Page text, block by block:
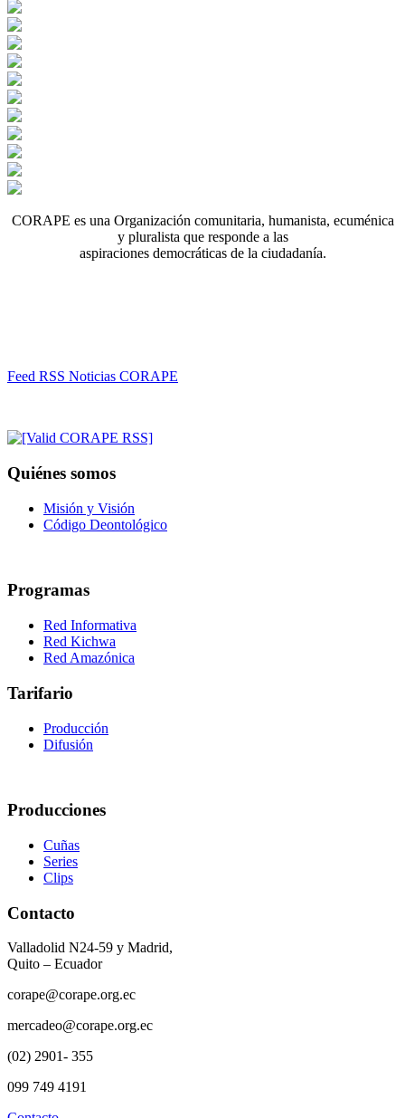
CORAPE es una Organización comunitaria, humanista, ecuménica
y pluralista que responde a las
aspiraciones democráticas de la ciudadanía.
Feed RSS Noticias CORAPE
Quiénes somos
Misión y Visión
Código Deontológico
Programas
Red Informativa
Red Kichwa
Red Amazónica
Tarifario
Producción
Difusión
Producciones
Cuñas
Series
Clips
Contacto
Valladolid N24-59 y Madrid,
Quito – Ecuador
corape@corape.org.ec
mercadeo@corape.org.ec
(02) 2901- 355
099 749 4191